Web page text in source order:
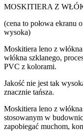
MOSKITIERA Z
(cena to połowa ekranu
wysoka)
Moskitiera leno z
włókna szklanego,
PVC z kolorami.
Jakość nie jest tak
znacznie tańsza.
Moskitiera leno z
stosowanym w
zapobiegać muchom,